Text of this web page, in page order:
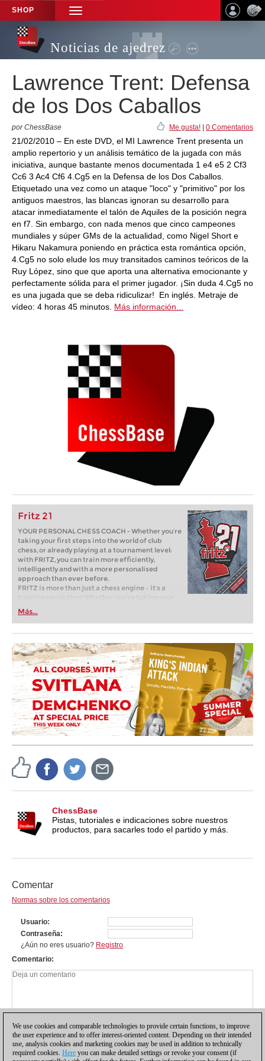
SHOP
TOGGLE
NAVIGATION
Noticias de ajedrez
Lawrence Trent: Defensa
de los Dos Caballos
por ChessBase Me gusta! 0 Comentarios
21/02/2010 – En este DVD, el MI Lawrence Trent presenta un
amplio repertorio y un análisis temático de la jugada con más
iniciativa, aunque bastante menos documentada 1 e4 e5 2 Cf3
Cc6 3 Ac4 Cf6 4.Cg5 en la Defensa de los Dos Caballos.
Etiquetado una vez como un ataque "loco" y "primitivo" por los
antiguos maestros, las blancas ignoran su desarrollo para
atacar inmediatamente el talón de Aquiles de la posición negra
en f7. Sin embargo, con nada menos que cinco campeones
mundiales y súper GMs de la actualidad, como Nigel Short e
Hikaru Nakamura poniendo en práctica esta romántica opción,
4.Cg5 no solo elude los muy transitados caminos teóricos de la
Ruy López, sino que que aporta una alternativa emocionante y
perfectamente sólida para el primer jugador. ¡Sin duda 4.Cg5 no
es una jugada que se deba ridiculizar! En inglés. Metraje de
vídeo: 4 horas 45 minutos. Más información...
Fritz 21
YOUR PERSONAL CHESS COACH - Whether you’re
taking your first steps into the world of club
chess, or already playing at a tournament level:
with FRITZ, you can train more efficiently,
intelligently and with a more personalised
approach than ever before.
FRITZ is more than just a chess engine – it’s a
training revolution! Whether you’re taking your
first steps into the world of club chess, or already
playing at a tournament level: with FRITZ, you can
train more efficiently, intelligently and with a
more personalised approach than ever before.
Más...
ChessBase
Pistas, tutoriales e indicaciones sobre nuestros
productos, para sacarles todo el partido y más.
Comentar
Normas sobre los comentarios
Usuario
Contraseña
¿Aún no eres usuario? Registro
Comentario
We use cookies and comparable technologies to provide certain functions, to improve
the user experience and to offer interest-oriented content. Depending on their intended
use, analysis cookies and marketing cookies may be used in addition to technically
required cookies. Here you can make detailed settings or revoke your consent (if